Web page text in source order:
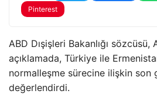
Pinterest
ABD Dışişleri Bakanlığı sözcüsü,
açıklamada, Türkiye ile
normalleşme sürecine ilişkin son
değerlendirdi.